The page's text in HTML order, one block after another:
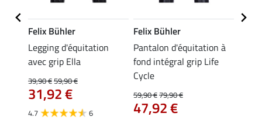
Felix Bühler
Legging d'équitation
avec grip Ella
39,90 €59,90 €
31,92 €
4.7 6
Felix Bühler
Pantalon d'équitation à
fond intégral grip Life
Cycle
59,90 €79,90 €
47,92 €